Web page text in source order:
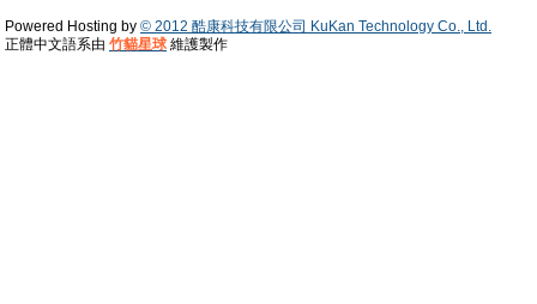
Powered Hosting by © 2012 酷康科技有限公司 KuKan Technology Co., Ltd.
正體中文語系由 竹貓星球 維護製作